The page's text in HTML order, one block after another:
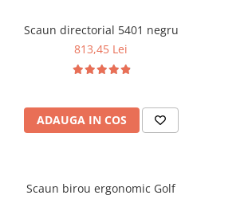
Scaun directorial 5401 negru
813,45 Lei
ADAUGA IN COS
Scaun birou ergonomic Golf